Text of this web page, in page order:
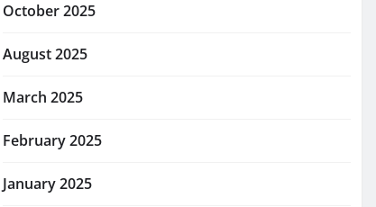
October 2025
August 2025
March 2025
February 2025
January 2025